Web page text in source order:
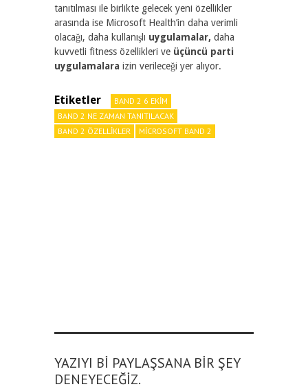
tanıtılması ile birlikte gelecek yeni özellikler
arasında ise Microsoft Health’in daha verimli
olacağı, daha kullanışlı uygulamalar, daha
kuvvetli fitness özellikleri ve üçüncü parti
uygulamalara izin verileceği yer alıyor.
Etiketler
BAND 2 6 EKIM
BAND 2 NE ZAMAN TANITILACAK
BAND 2 ÖZELLIKLER
MICROSOFT BAND 2
YAZIYI BI PAYLAŞSANA BIR ŞEY
DENEYECEĞIZ.